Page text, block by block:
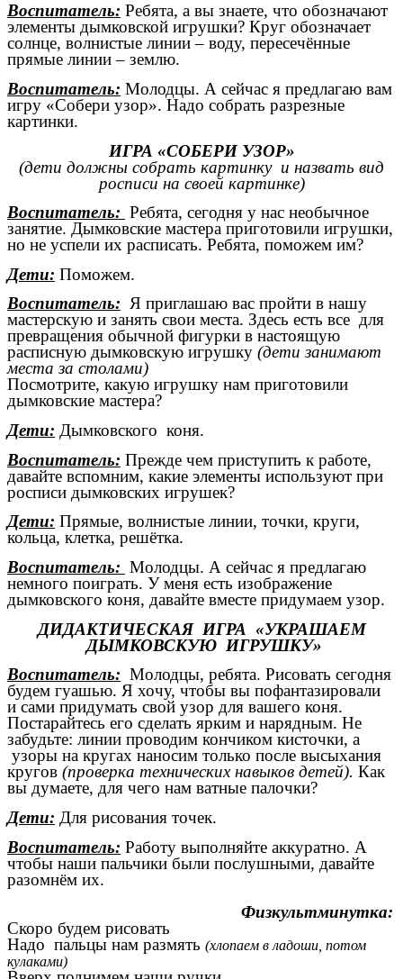
Воспитатель: Ребята, а вы знаете, что обозначают
элементы дымковской игрушки? Круг обозначает
солнце, волнистые линии – воду, пересечённые
прямые линии – землю.
Воспитатель: Молодцы. А сейчас я предлагаю вам
игру «Собери узор». Надо собрать разрезные
картинки.
ИГРА «СОБЕРИ УЗОР»
(дети должны собрать картинку и назвать вид
росписи на своей картинке)
Воспитатель: Ребята, сегодня у нас необычное
занятие. Дымковские мастера приготовили игрушки,
но не успели их расписать. Ребята, поможем им?
Дети: Поможем.
Воспитатель: Я приглашаю вас пройти в нашу
мастерскую и занять свои места. Здесь есть все для
превращения обычной фигурки в настоящую
расписную дымковскую игрушку (дети занимают
места за столами)
Посмотрите, какую игрушку нам приготовили
дымковские мастера?
Дети: Дымковского коня.
Воспитатель: Прежде чем приступить к работе,
давайте вспомним, какие элементы используют при
росписи дымковских игрушек?
Дети: Прямые, волнистые линии, точки, круги,
кольца, клетка, решётка.
Воспитатель: Молодцы. А сейчас я предлагаю
немного поиграть. У меня есть изображение
дымковского коня, давайте вместе придумаем узор.
ДИДАКТИЧЕСКАЯ ИГРА «УКРАШАЕМ
ДЫМКОВСКУЮ ИГРУШКУ»
Воспитатель: Молодцы, ребята. Рисовать сегодня
будем гуашью. Я хочу, чтобы вы пофантазировали
и сами придумать свой узор для вашего коня.
Постарайтесь его сделать ярким и нарядным. Не
забудьте: линии проводим кончиком кисточки, а
узоры на кругах наносим только после высыхания
кругов (проверка технических навыков детей). Как
вы думаете, для чего нам ватные палочки?
Дети: Для рисования точек.
Воспитатель: Работу выполняйте аккуратно. А
чтобы наши пальчики были послушными, давайте
разомнём их.
Физкультминутка:
Скоро будем рисовать
Надо пальцы нам размять (хлопаем в ладоши, потом
кулаками)